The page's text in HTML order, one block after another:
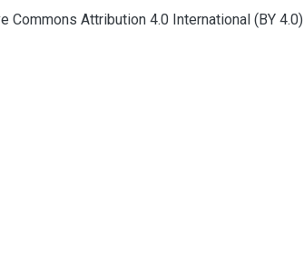
Commons Attribution 4.0 International (BY 4.0)